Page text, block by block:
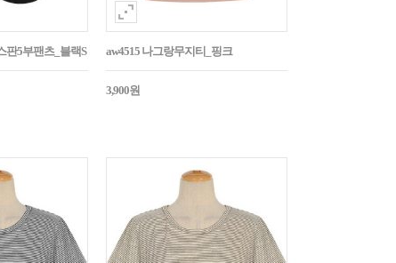
판5부팬츠_블랙S aw4515 나그랑무지티_핑크
3,900원